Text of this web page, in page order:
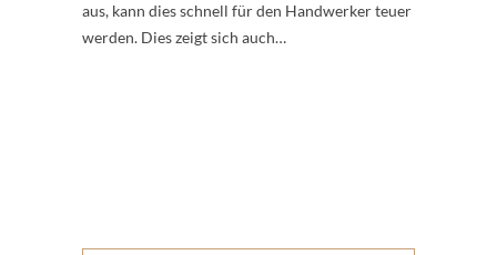
aus, kann dies schnell für den Handwerker teuer
werden. Dies zeigt sich auch…